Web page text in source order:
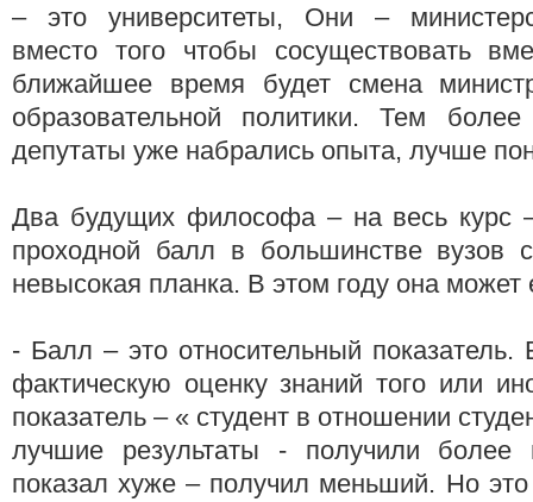
– это университеты, Они –
вместо того чтобы сосуществовать
ближайшее время будет смена
образовательной политики. Тем
депутаты уже набрались опыта, лучше
Два будущих философа – на весь курс
проходной балл в большинстве вузов
невысокая планка. В этом году она может
- Балл – это относительный показатель.
фактическую оценку знаний того или
показатель – « студент в отношении
лучшие результаты - получили
показал хуже – получил меньший. Но